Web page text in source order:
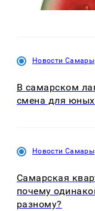
Новости Самары
В самарском
смена для
Новости Самары
Самарская
почему
разному?